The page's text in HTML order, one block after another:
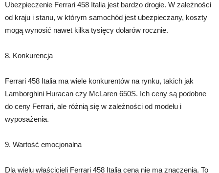
Ubezpieczenie Ferrari 458 Italia jest bardzo drogie. W zależności
od kraju i stanu, w którym samochód jest ubezpieczany, koszty
mogą wynosić nawet kilka tysięcy dolarów rocznie.
8. Konkurencja
Ferrari 458 Italia ma wiele konkurentów na rynku, takich jak
Lamborghini Huracan czy McLaren 650S. Ich ceny są podobne
do ceny Ferrari, ale różnią się w zależności od modelu i
wyposażenia.
9. Wartość emocjonalna
Dla wielu właścicieli Ferrari 458 Italia cena nie ma znaczenia. To